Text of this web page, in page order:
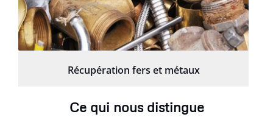
Récupération fers et métaux
Ce qui nous distingue